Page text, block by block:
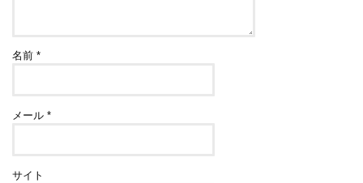
名前*
メール*
サイト